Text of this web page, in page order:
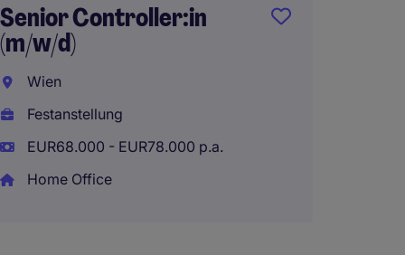
Senior Controller:in
(m/w/d)
Wien
Festanstellung
EUR68.000 - EUR78.000 p.a.
Home Office